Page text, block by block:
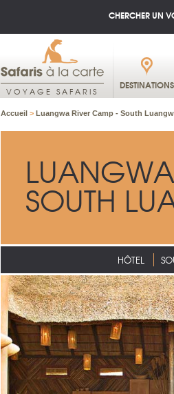
CHERCHER UN
VOYAGE SAFARIS DESTINATIONS
Accueil > Luangwa River Camp - South
SOUTH
HÔTEL